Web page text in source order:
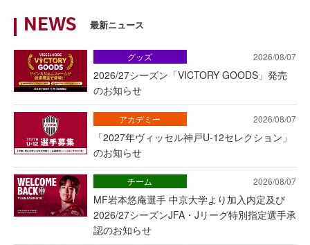
NEWS 最新ニュース
2026/08/07
2026/27シーズン「VICTORY GOODS」発売
のお知らせ
グッズ
2026/08/07
「2027年ヴィッセル神戸U-12セレクション」
のお知らせ
アカデミー
2026/08/07
MF岩本悠庵選手 中京大学より加入内定及び
2026/27シーズンJFA・Jリーグ特別指定選手承
認のお知らせ
チーム